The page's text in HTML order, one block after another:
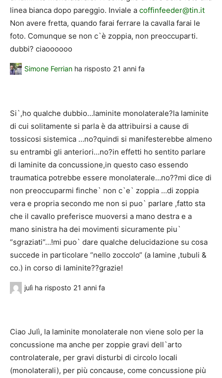
linea bianca dopo pareggio. Inviale a coffinfeeder@tin.it
Non avere fretta, quando farai ferrare la cavalla farai le
foto. Comunque se non c`è zoppia, non preoccuparti.
dubbi? ciaoooooo
Simone Ferrian ha risposto 21 anni fa
Si`,ho qualche dubbio…laminite monolaterale?la laminite
di cui solitamente si parla è da attribuirsi a cause di
tossicosi sistemica …no?quindi si manifesterebbe almeno
su entrambi gli anteriori…no?in effetti ho sentito parlare
di laminite da concussione,in questo caso essendo
traumatica potrebbe essere monolaterale…no??mi dice di
non preoccuparmi finche` non c`e` zoppia …di zoppia
vera e propria secondo me non si puo` parlare ,fatto sta
che il cavallo preferisce muoversi a mano destra e a
mano sinistra ha dei movimenti sicuramente piu`
“sgraziati“…!mi puo` dare qualche delucidazione su cosa
succede in particolare “nello zoccolo“ (a lamine ,tubuli &
co.) in corso di laminite??grazie!
julì ha risposto 21 anni fa
Ciao Julì, la laminite monolaterale non viene solo per la
concussione ma anche per zoppie gravi dell`arto
controlaterale, per gravi disturbi di circolo locali
(monolaterali), per più concause, come concussione più